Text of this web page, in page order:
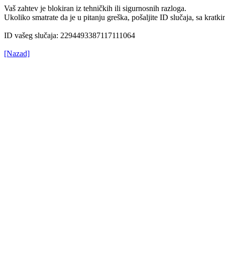
Vaš zahtev je blokiran iz tehničkih ili sigurnosnih razloga.
Ukoliko smatrate da je u pitanju greška, pošaljite ID slučaja, sa
ID vašeg slučaja: 2294493387117111064
[Nazad]